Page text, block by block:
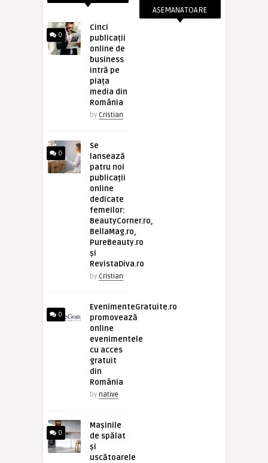
0
Cinci
publicații
online de
business
intră pe
piața
media din
România
by Cristian
0
Se
lansează
patru noi
publicații
online
dedicate
femeilor:
BeautyCorner.ro,
BellaMag.ro,
PureBeauty.ro
și
RevistaDiva.ro
by Cristian
0
EvenimenteGratuite.ro
promovează
online
evenimentele
cu acces
gratuit
din
România
by native
0
Mașinile
de spălat
și
uscătoarele
ASEMANATOARE